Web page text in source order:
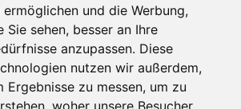
ermöglichen und die Werbung,
Sie sehen, besser an Ihre
anzupassen. Diese
nutzen wir außerdem,
Ergebnisse zu messen, um zu
woher unsere Besucher
Партнерам
Инвесторам